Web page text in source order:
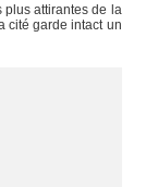
plus attirantes de la
cité garde intact un